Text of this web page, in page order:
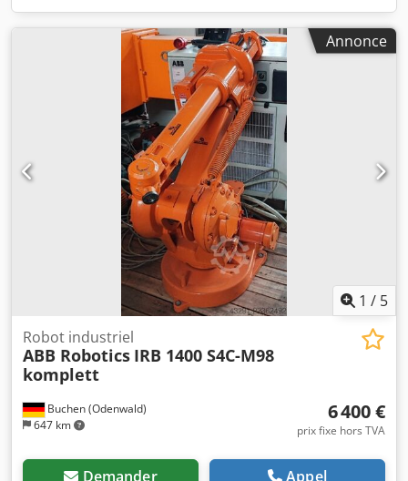
Annonce
1 / 5
Buchen (Odenwald)
647 km
Robot industriel
ABB Robotics IRB 1400 S4C-M98
komplett
6 400 €
prix fixe hors TVA
Demander Appel